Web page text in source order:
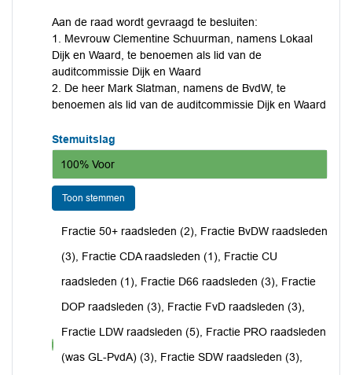
Aan de raad wordt gevraagd te besluiten:
1. Mevrouw Clementine Schuurman, namens Lokaal
Dijk en Waard, te benoemen als lid van de
auditcommissie Dijk en Waard
2. De heer Mark Slatman, namens de BvdW, te
benoemen als lid van de auditcommissie Dijk en Waard
Stemuitslag
100% Voor
Toon stemmen
voor
Fractie 50+ raadsleden (2), Fractie BvDW raadsleden
(3), Fractie CDA raadsleden (1), Fractie CU
raadsleden (1), Fractie D66 raadsleden (3), Fractie
DOP raadsleden (3), Fractie FvD raadsleden (3),
Fractie LDW raadsleden (5), Fractie PRO raadsleden
(was GL-PvdA) (3), Fractie SDW raadsleden (3),